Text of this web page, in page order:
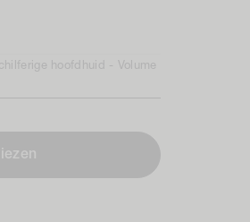
hoofdhuid - Volume